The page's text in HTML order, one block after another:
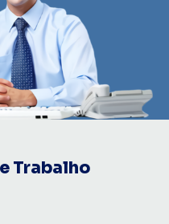
Trabalho